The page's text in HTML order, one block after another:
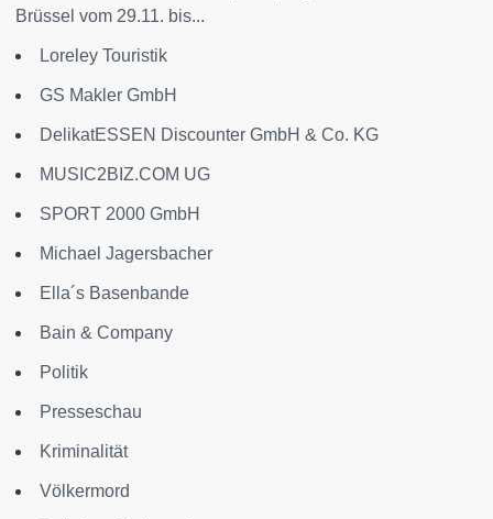
Brüssel vom 29.11. bis...
Loreley Touristik
GS Makler GmbH
DelikatESSEN Discounter GmbH & Co. KG
MUSIC2BIZ.COM UG
SPORT 2000 GmbH
Michael Jagersbacher
Ella´s Basenbande
Bain & Company
Politik
Presseschau
Kriminalität
Völkermord